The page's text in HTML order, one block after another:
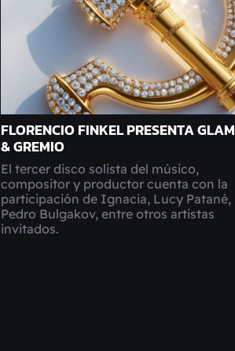
FLORENCIO FINKEL PRESENTA GLAM
& GREMIO
El tercer disco solista del músico,
compositor y productor cuenta con la
participación de Ignacia, Lucy Patané,
Pedro Bulgakov, entre otros artistas
invitados.